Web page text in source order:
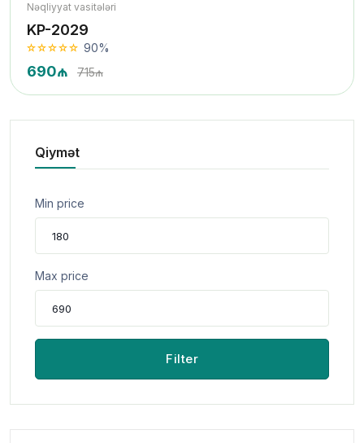
Nəqliyyat vasitələri
KP-2029
90%
690₼ 715₼
Qiymət
Min price
Max price
Filter